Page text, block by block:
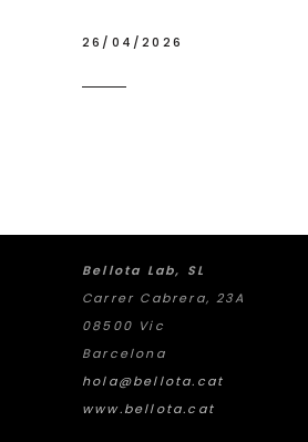
26/04/2026
Bellota Lab, SL
Carrer Cabrera, 23A
08500 Vic
Barcelona
hola@bellota.cat
www.bellota.cat